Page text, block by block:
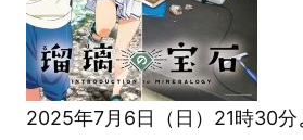
2025年7月6日（日）21時30分